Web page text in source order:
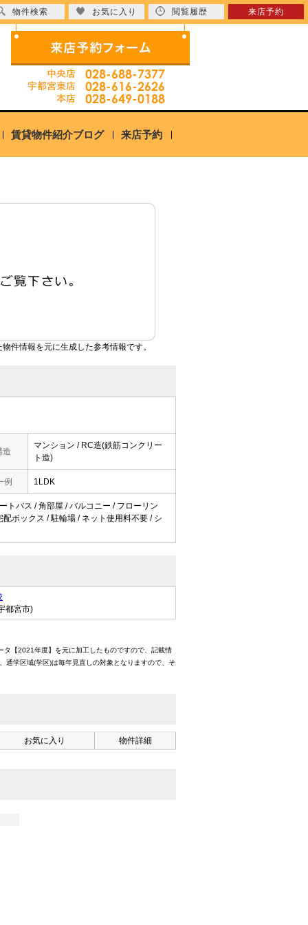
賃貸物件紹介ブログ 来店予約
物件検索 お気に入り 閲覧履歴 来店予約
件情報を元に生成した参考情報です。
造
マンション / RC造(鉄筋コンクリー
ト造)
例 1LDK
トバス / 角部屋 / バルコニー / フローリン
ボックス / 駐輪場 / ネット使用料不要 / シ
都宮市)
【2021年度】を元に加工したものですので、記載情
通学区域(学区)は毎年見直しの対象となりますので、そ
お気に入り 物件詳細